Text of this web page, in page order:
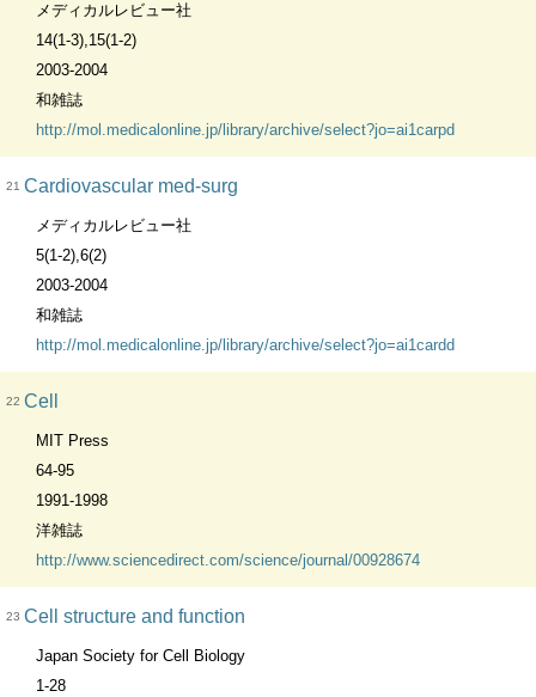
メディカルレビュー社
14(1-3),15(1-2)
2003-2004
和雑誌
http://mol.medicalonline.jp/library/archive/select?jo=ai1carpd
21 Cardiovascular med-surg
メディカルレビュー社
5(1-2),6(2)
2003-2004
和雑誌
http://mol.medicalonline.jp/library/archive/select?jo=ai1cardd
22 Cell
MIT Press
64-95
1991-1998
洋雑誌
http://www.sciencedirect.com/science/journal/00928674
23 Cell structure and function
Japan Society for Cell Biology
1-28